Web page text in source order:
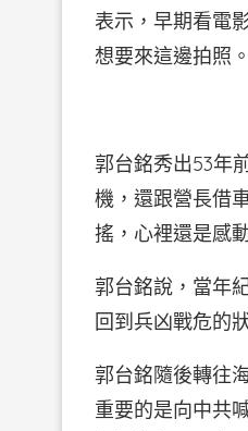
表示，早期看電
想要來這邊拍照。
郭台銘秀出53年
機，還跟營長借
搖，心裡還是感
郭台銘說，當年
回到兵凶戰危的
郭台銘隨後轉往
重要的是向中共